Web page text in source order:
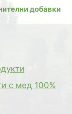
добавки
с мед 100%